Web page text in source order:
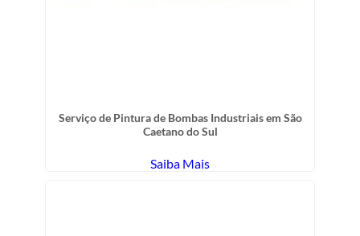
Serviço de Pintura de Bombas Industriais em São
Caetano do Sul
Saiba Mais